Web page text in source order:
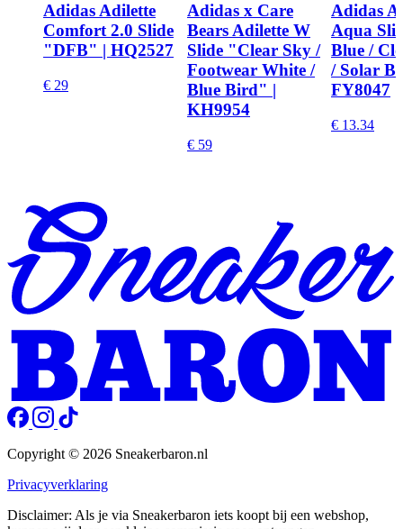
Adidas Adilette
Comfort 2.0 Slide
"DFB" | HQ2527
€ 29
Adidas x Care
Bears Adilette W
Slide "Clear Sky /
Footwear White /
Blue Bird" |
KH9954
€ 59
Adidas
Aqua
Blue /
/ Solar
FY8047
€ 13.34
Copyright © 2026 Sneakerbaron.nl
Privacyverklaring
Disclaimer: Als je via Sneakerbaron iets koopt bij een webshop,